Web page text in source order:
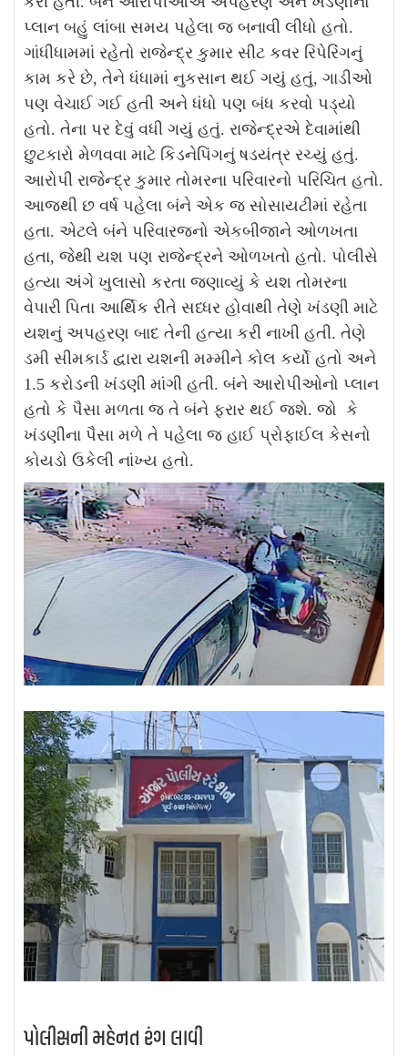
પ્લાન બહું લાંબા સમય પહેલા જ બનાવી લીધો હતો.
ગાંધીધામમાં રહેતો રાજેન્દ્ર કુમાર સીટ કવર રિપેરિંગનું
કામ કરે છે, તેને ધંધામાં નુકસાન થઈ ગયું હતું, ગાડીઓ
પણ વેચાઈ ગઈ હતી અને ધંધો પણ બંધ કરવો પડ્યો
હતો. તેના પર દેવું વધી ગયું હતું. રાજેન્દ્રએ દેવામાંથી
છુટકારો મેળવવા માટે કિડનેપિંગનું ષડયંત્ર રચ્યું હતું.
આરોપી રાજેન્દ્ર કુમાર તોમરના પરિવારનો પરિચિત હતો.
આજથી છ વર્ષ પહેલા બંને એક જ સોસાયટીમાં રહેતા
હતા. એટલે બંને પરિવારજનો એકબીજાને ઓળખતા
હતા, જેથી યશ પણ રાજેન્દ્રને ઓળખતો હતો. પોલીસે
હત્યા અંગે ખુલાસો કરતા જણાવ્યું કે યશ તોમરના
વેપારી પિતા આર્થિક રીતે સધ્ધર હોવાથી તેણે ખંડણી માટે
યશનું અપહરણ બાદ તેની હત્યા કરી નાખી હતી. તેણે
ડમી સીમકાર્ડ દ્વારા યશની મમ્મીને કોલ કર્યો હતો અને
1.5 કરોડની ખંડણી માંગી હતી. બંને આરોપીઓનો પ્લાન
હતો કે પૈસા મળતા જ તે બંને ફરાર થઈ જશે. જો કે
ખંડણીના પૈસા મળે તે પહેલા જ હાઈ પ્રોફાઈલ કેસનો
કોયડો ઉકેલી નાંખ્ય હતો.
પોલીસની મહેનત રંગ લાવી